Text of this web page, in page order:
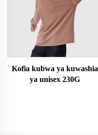
Kofia kubwa ya kuwashia
ya unisex 230G